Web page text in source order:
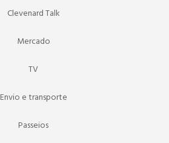
Clevenard Talk
Mercado
TV
Envio e transporte
Passeios